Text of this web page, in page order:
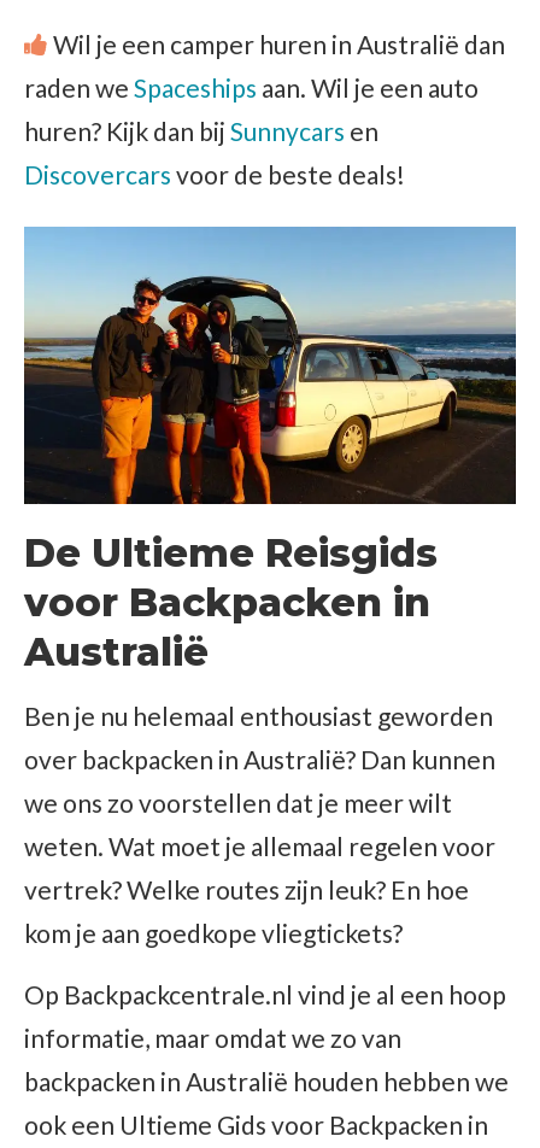
Wil je een camper huren in Australië dan
raden we Spaceships aan. Wil je een auto
huren? Kijk dan bij Sunnycars en
Discovercars voor de beste deals!
De Ultieme Reisgids
voor Backpacken in
Australië
Ben je nu helemaal enthousiast geworden
over backpacken in Australië? Dan kunnen
we ons zo voorstellen dat je meer wilt
weten. Wat moet je allemaal regelen voor
vertrek? Welke routes zijn leuk? En hoe
kom je aan goedkope vliegtickets?
Op Backpackcentrale.nl vind je al een hoop
informatie, maar omdat we zo van
backpacken in Australië houden hebben we
ook een Ultieme Gids voor Backpacken in